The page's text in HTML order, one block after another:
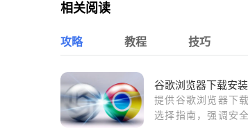
相关阅读
攻略 教程 技巧
提供谷歌浏览器下
选择指南，强调安